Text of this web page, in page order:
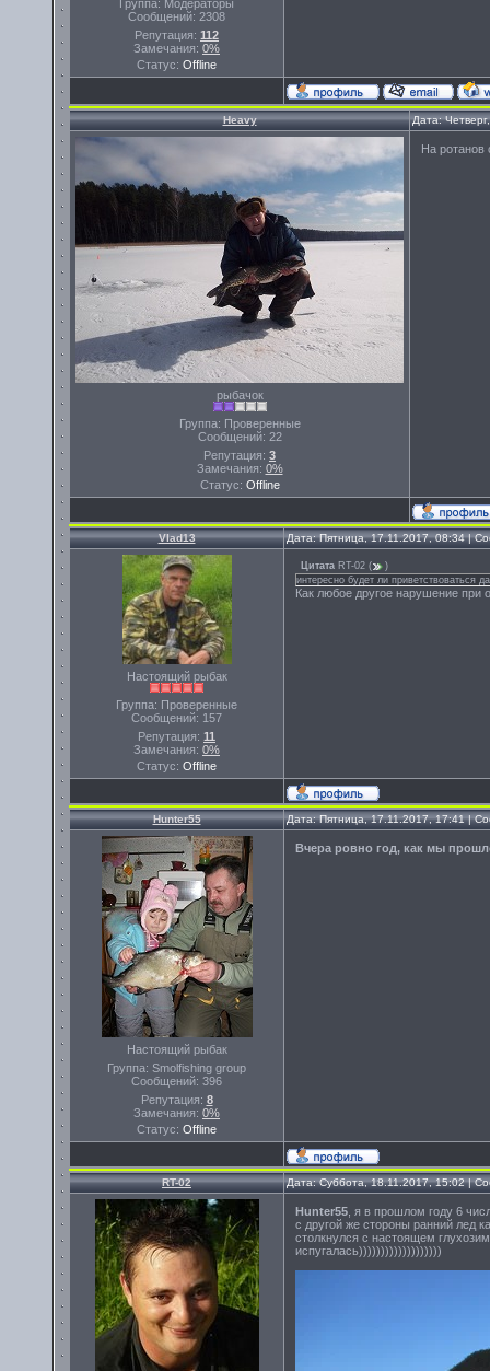
Группа: Модераторы
Сообщений: 2308
Репутация: 112
Замечания: 0%
Статус: Offline
Heavy Дата:
рыбачок
Группа: Проверенные
Сообщений: 22
Репутация: 3
Замечания: 0%
Статус: Offline
На ротанов
Vlad13 Дата: Пятница, 17.11.2017, 08:34 |
Настоящий рыбак
Группа: Проверенные
Сообщений: 157
Репутация: 11
Замечания: 0%
Статус: Offline
Цитата RT-02 (
)
интересно будет ли приветствоваться
Как любое другое нарушение при
Hunter55 Дата: Пятница, 17.11.2017, 17:41 |
Настоящий рыбак
Группа: Smolfishing group
Сообщений: 396
Репутация: 8
Замечания: 0%
Статус: Offline
Вчера ровно год, как мы
RT-02 Дата: Суббота, 18.11.2017, 15:02 |
Hunter55 , я в прошлом году 6
с другой же стороны ранний лед
столкнулся с настоящем
испугалась)))))))))))))))))))